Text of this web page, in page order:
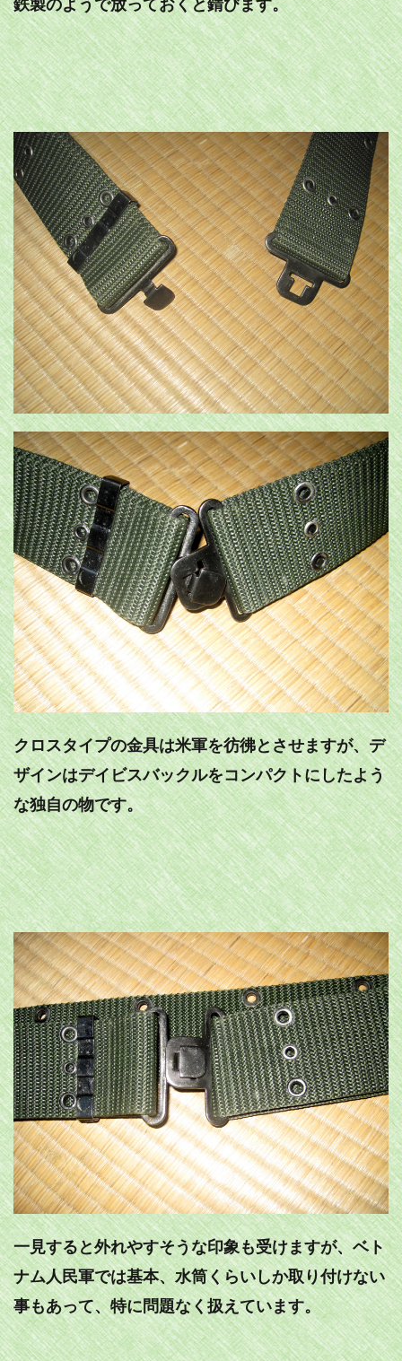
クロスタイプの金具は米軍を彷彿とさせますが、デ
ザインはデイビスバックルをコンパクトにしたよう
な独自の物です。
一見すると外れやすそうな印象も受けますが、ベト
ナム人民軍では基本、水筒くらいしか取り付けない
事もあって、特に問題なく扱えています。